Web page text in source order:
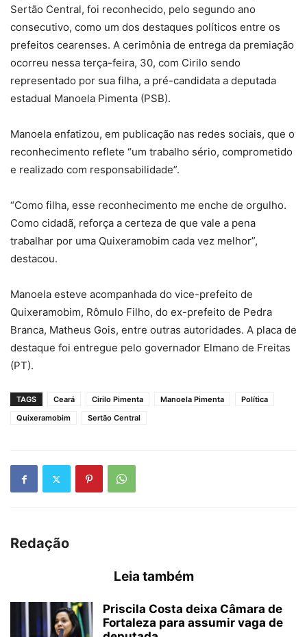
Sertão Central, foi reconhecido, pelo segundo ano
consecutivo, como um dos destaques políticos entre os
prefeitos cearenses. A cerimônia de entrega da premiação
ocorreu nessa terça-feira, 30, com Cirilo sendo
representado por sua filha, a pré-candidata a deputada
estadual Manoela Pimenta (PSB).
Manoela enfatizou, em publicação nas redes sociais, que o
reconhecimento reflete “um trabalho sério, comprometido
e realizado com responsabilidade”.
“Como filha, esse reconhecimento me enche de orgulho.
Como cidadã, reforça a certeza de que vale a pena
trabalhar por uma Quixeramobim cada vez melhor”,
destacou.
Manoela esteve acompanhada do vice-prefeito de
Quixeramobim, Rômulo Filho, do ex-prefeito de Pedra
Branca, Matheus Gois, entre outras autoridades. A placa de
destaque foi entregue pelo governador Elmano de Freitas
(PT).
TAGS Ceará Cirilo Pimenta Manoela Pimenta
Política
Quixeramobim
Sertão Central
Redação
Leia também
Priscila Costa deixa Câmara de
Fortaleza para assumir vaga de